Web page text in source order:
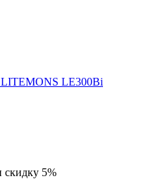
LITEMONS LE300Bi
5%